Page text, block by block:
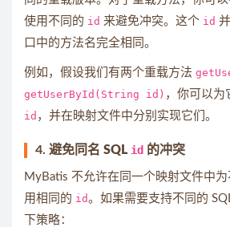
使用不同的 id 来避免冲突。这个 id
口中的方法名完全相同。
例如，假设我们有两个重载方法
getUserById(String id) ，你可以为
id ，并在映射文件中分别实现它们。
4. 避免同名 SQL id 的冲突
MyBatis 不允许在同一个映射文件中
用相同的 id。如果需要支持不同的
下策略：